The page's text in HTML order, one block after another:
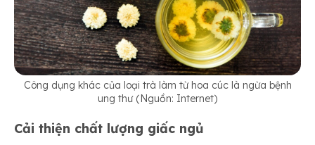
Công dụng khác của loại trà làm từ hoa cúc là ngừa bệnh
ung thư (Nguồn: Internet)
Cải thiện chất lượng giấc ngủ